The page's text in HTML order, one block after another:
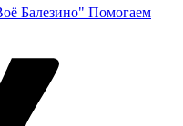
Балезино" Помогаем